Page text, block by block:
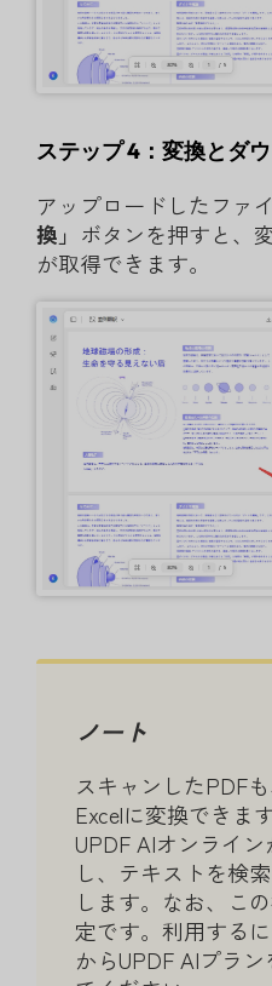
ステップ 4：変換とダ
アップロードしたファ
換」 ボタンを押すと、
が取得できます。
ノート
スキャンしたPDF
Excelに変換できま
UPDF AIオンライ
し、テキストを検
します。なお、こ
定です。利用するに
からUPDF AIプラ